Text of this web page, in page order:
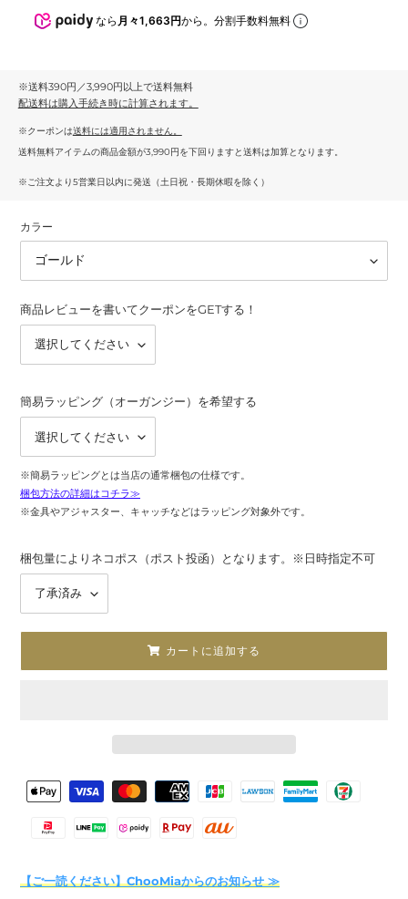
なら 月々1,663円から。分割手数料無料
※送料390円／3,990円以上で送料無料
配送料は購入手続き時に計算されます。
※クーポンは送料には適用されません。
送料無料アイテムの商品金額が3,990円を下回りますと送料は加算となります。
※ご注文より5営業日以内に発送（土日祝・長期休暇を除く）
カラー
商品レビューを書いてクーポンをGETする！
簡易ラッピング（オーガンジー）を希望する
※簡易ラッピングとは当店の通常梱包の仕様です。
梱包方法の詳細はコチラ≫
※金具やアジャスター、キャッチなどはラッピング対象外です。
梱包量によりネコポス（ポスト投函）となります。※日時指定不可
カートに追加する
カ
ー
品
決
済
【ご一読ください】ChooMiaからのお知らせ ≫